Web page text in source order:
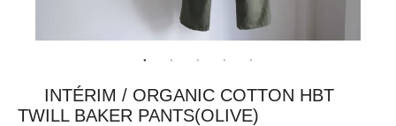
INTÉRIM / ORGANIC COTTON HBT
TWILL BAKER PANTS(OLIVE)